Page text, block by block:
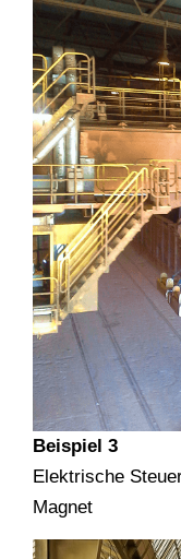
Beispiel 3
Elektrische
Magnet